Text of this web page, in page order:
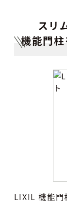
スリ
機能門
LIXIL 機能門